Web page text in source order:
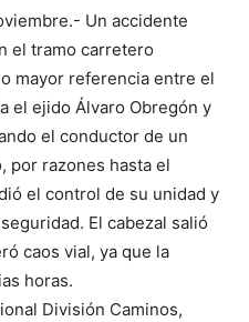
Un accidente
el tramo carretero
mayor referencia entre el
el ejido Álvaro Obregón y
el conductor de un
por razones hasta el
el control de su unidad y
El cabezal salió
caos vial, ya que la
horas.
División Caminos,